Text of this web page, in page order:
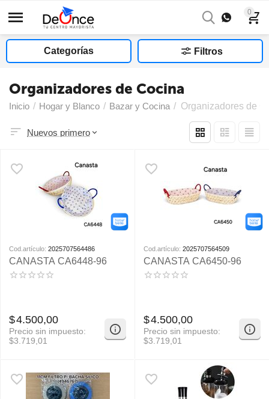
0
Categorías Filtros
Organizadores de Cocina
Inicio / Hogar y Blanco / Bazar y Cocina / Organizadores de
Nuevos primero
Cod.artículo: 2025707564486
CANASTA CA6448-96
$4.500,00
Precio sin impuesto:
$3.719,01
Cod.artículo: 2025707564509
CANASTA CA6450-96
$4.500,00
Precio sin impuesto:
$3.719,01